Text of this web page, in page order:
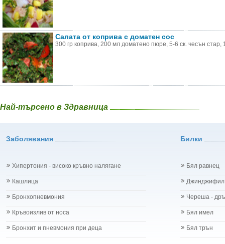
Салата от коприва с доматен сос
300 гр коприва, 200 мл доматено пюре, 5-6 ск. чесън стар,
Най-търсено в Здравница
Заболявания Билки
Хипертония - високо кръвно налягане
Кашлица
Бронхопневмония
Кръвоизлив от носа
Бронхит и пневмония при деца
Бял равнец
Джинджифил
Череша -
Бял имел
Бял трън